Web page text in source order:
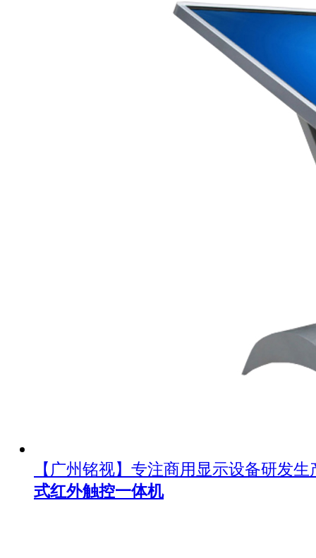
【广州铭视】专注商用显示设备研发
式红外触控一体机